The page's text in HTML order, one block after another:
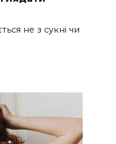
не з сукні чи